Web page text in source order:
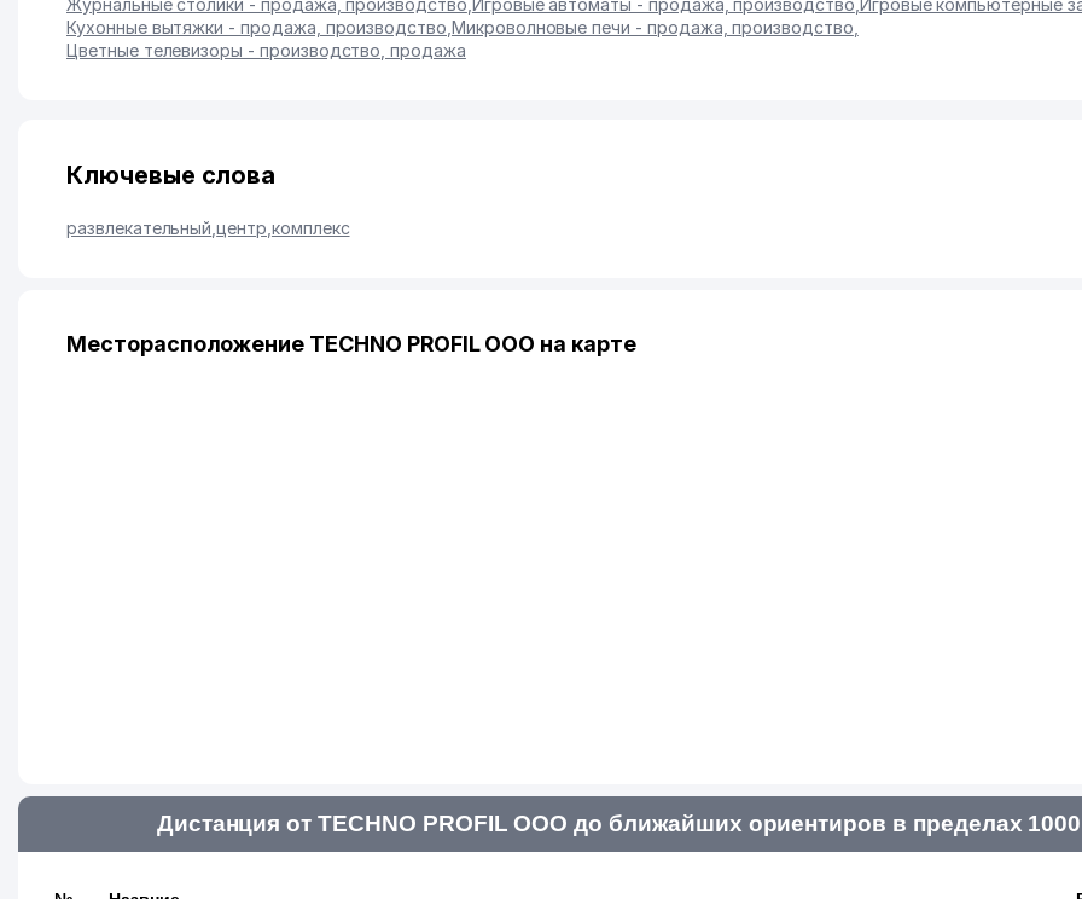
Журнальные столики - продажа, производство Игровые автоматы - продажа, производство Игровые компьютерные
Кухонные вытяжки - продажа, производство Микроволновые печи - продажа, производство
Цветные телевизоры - производство, продажа
Ключевые слова
развлекательный ,центр комплекс
Месторасположение TECHNO PROFIL ООО на карте
Дистанция от TECHNO PROFIL ООО до ближайших ориентиров в пределах